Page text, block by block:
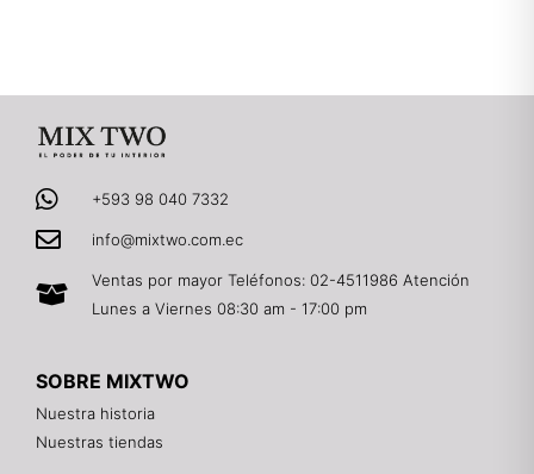
+593 98 040 7332
info@mixtwo.com.ec
Ventas por mayor Teléfonos: 02-4511986 Atención
Lunes a Viernes 08:30 am - 17:00 pm
SOBRE MIXTWO
Nuestra historia
Nuestras tiendas